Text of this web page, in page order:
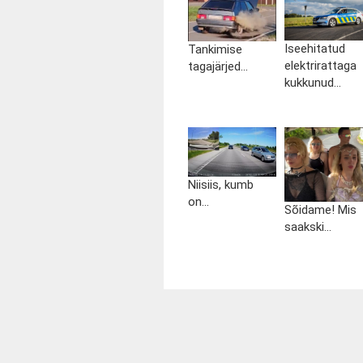
Tankimise
tagajärjed...
Iseehitatud
elektrirattaga
kukkunud...
Niisiis, kumb
on...
Sõidame! Mis
saakski...